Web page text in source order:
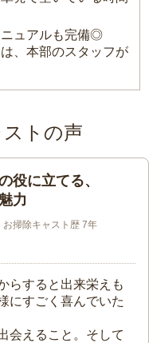
ニュアルも完備◎
、本部のスタッフが
トの声
役に立てる、
力
お掃除キャスト歴 7年
らすると出来栄えも
にすごく喜んでいた
会えること。そして